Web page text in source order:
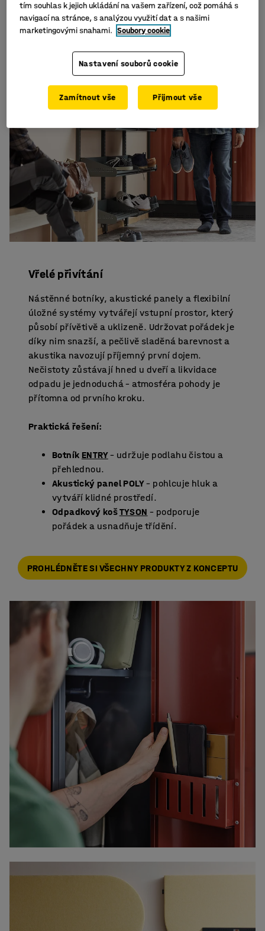
Vřelé přivítání
Nástěnné botníky, akustické panely a flexibilní
úložné systémy vytvářejí vstupní prostor, který
působí přívětivě a uklizeně. Udržovat pořádek je
díky nim snazší, a pečlivě sladěná barevnost a
akustika navozují příjemný první dojem.
Nečistoty zůstávají hned u dveří a likvidace
odpadu je jednoduchá – atmosféra pohody je
přítomna od prvního kroku.
Praktická řešení:
Botník ENTRY– udržuje podlahu čistou a
přehlednou.
Akustický panel POLY– pohlcuje hluk a
vytváří klidné prostředí.
Odpadkový košTYSON – podporuje
pořádek a usnadňuje třídění.
PROHLÉDNĚTE SI VŠECHNY PRODUKTY Z KONCEPTU
tím souhlas k jejich ukládání na vašem zařízení, což pomáhá s
navigací na stránce, s analýzou využití dat a s našimi
marketingovými snahami. Soubory cookie
Nastavení souborů cookie
Zamítnout vše Přijmout vše